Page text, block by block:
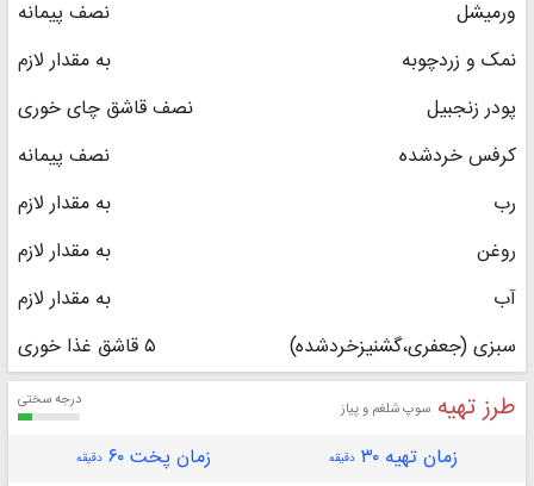
ورمیشل
نصف پیمانه
نمک و زردچوبه
به مقدار لازم
پودر زنجبیل
نصف قاشق چای خوری
کرفس خردشده
نصف پیمانه
رب
به مقدار لازم
روغن
به مقدار لازم
آب
به مقدار لازم
سبزی (جعفری،گشنیزخردشده)
۵ قاشق غذا خوری
طرز تهیه سوپ شلغم و پیاز درجه سختی
زمان تهیه ۳۰ دقیقه زمان پخت ۶۰ دقیقه